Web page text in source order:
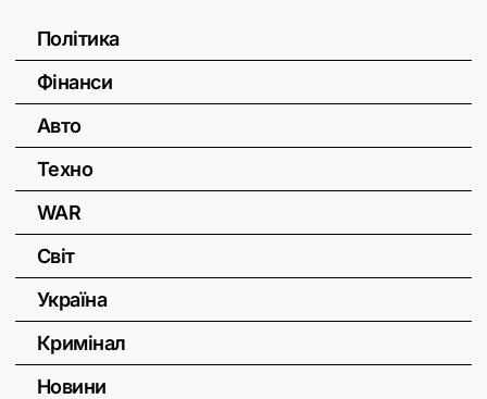
Політика
Фінанси
Авто
Техно
WAR
Світ
Україна
Кримінал
Новини